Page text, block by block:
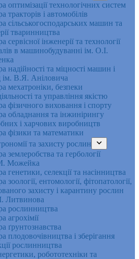
оптимізації технологічних систем
тракторів і автомобілів
сільськогосподарських машин та
тваринництва
cервісної інженерії та технології
в машинобудуванні ім. О.І.
надійності та міцності машин і
ім. В.Я. Аніловича
мехатроніки, безпеки
та управління якістю
фізичного виховання і спорту
обладнання та інжинірингу
і харчових виробництв
фізики та математики
та захисту рослин
землеробства та гербології
Можейка
генетики, селекції та насінництва
зоології, ентомології, фітопатології,
захисту і карантину рослин
Литвинова
рослинництва
агрохімії
ґрунтознавства
плодовочівництва і зберігання
рослинництва
робототехніки та